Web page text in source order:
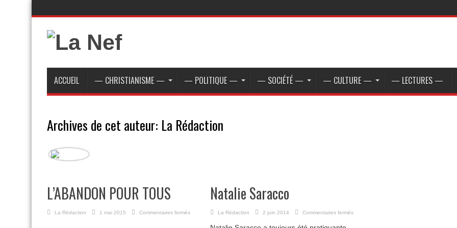
ACCUEIL — CHRISTIANISME — — POLITIQUE — — SOCIÉTÉ — — CULTURE — — LECTURES —
Archives de cet auteur: La Rédaction
L’ABANDON POUR TOUS
La Rédaction 1 mai 2015 Commentaires fermés
Natalie Saracco
La Rédaction 2 juin 2014 Commentaires fermés